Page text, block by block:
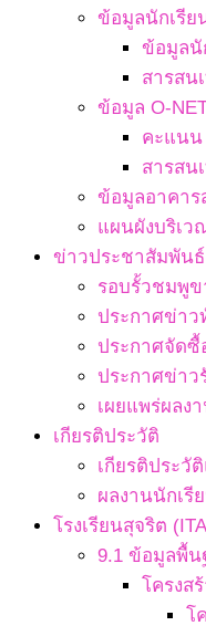
ข้อมูลนักเรีย
ข้อมูลนั
สารสน
ข้อมูล O-
คะแนน
สารสน
ข้อมูลอาคาร
แผนผังบริเว
ข่าวประชาสัมพันธ์
รอบรั้วชมพูข
ประกาศข่าว
ประกาศจัดซื้
ประกาศข่าว
เผยแพร่ผลง
เกียรติประวัติ
เกียรติประวั
ผลงานนักเรี
โรงเรียนสุจริต
9.1 ข้อมูลพื้น
โครงส
โ